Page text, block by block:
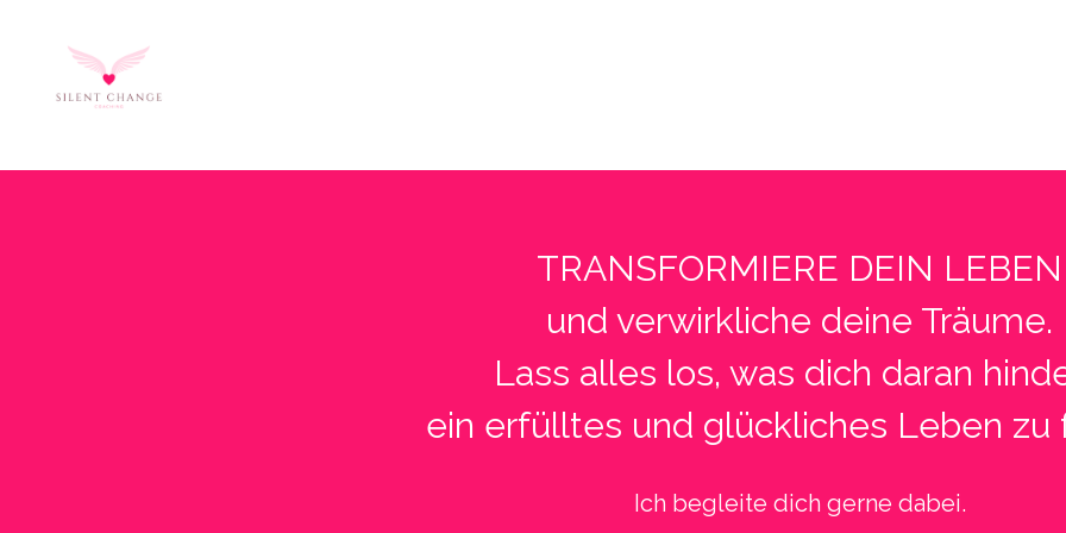
TRANSFORMIERE DEIN LEBEN
und verwirkliche deine Träume.
Lass alles los, was dich daran
ein erfülltes und glückliches Leben zu
Ich begleite dich gerne dabei.